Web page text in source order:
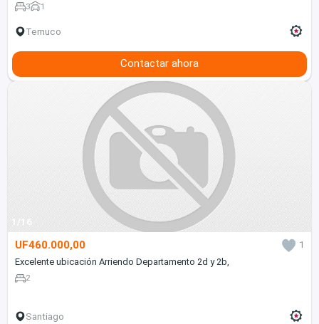
3 1
Temuco
Contactar ahora
1/16
UF460.000,00
1
Excelente ubicación Arriendo Departamento 2d y 2b,
2
Santiago